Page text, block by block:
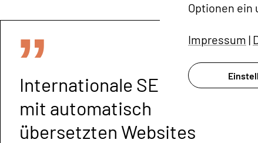
Internationale SEO-Power
mit automatisch
übersetzten Websites
Optionen ein
Impressum |